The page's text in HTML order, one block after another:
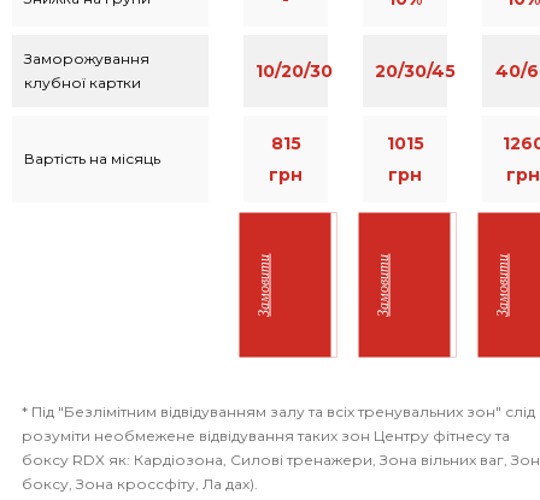
Заморожування
клубної картки
10/20/30 20/30/45 40/
Вартість на місяць
815
грн
1015
грн
грн
Замовити Замовити Замовити
* Під "Безлімітним відвідуванням залу та всіх тренувальних зон" слід
розуміти необмежене відвідування таких зон Центру фітнесу та
боксу RDX як: Кардіозона, Силові тренажери, Зона вільних ваг,
боксу, Зона кроссфіту, Ла дах).